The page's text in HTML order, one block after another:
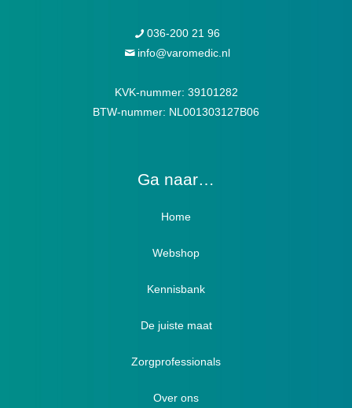
036-200 21 96
info@varomedic.nl
KVK-nummer: 39101282
BTW-nummer: NL001303127B06
Ga naar…
Home
Webshop
Verbandschoenen / Verbandsloffen
Luxe verbandschoenen / stretch (Hallux)
Diabetici
Winterboots
Kennisbank
Diabetici
Oedeem
Hallux Valgus
De juiste maat
Zorgprofessionals
Over ons